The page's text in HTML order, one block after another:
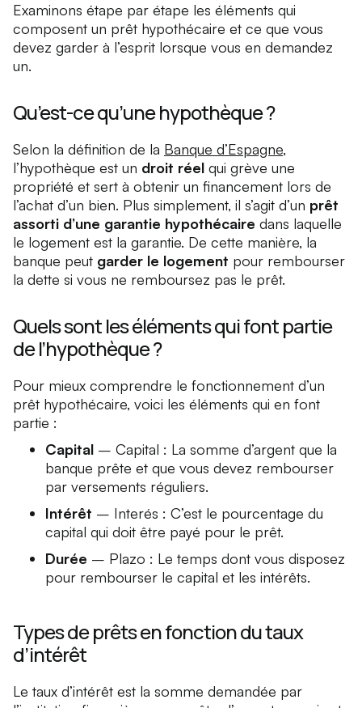
Examinons étape par étape les éléments qui
composent un prêt hypothécaire et ce que vous
devez garder à l’esprit lorsque vous en demandez
un.
Qu’est-ce qu’une hypothèque ?
Selon la définition de la Banque d’Espagne,
l’hypothèque est un droit réel qui grève une
propriété et sert à obtenir un financement lors de
l’achat d’un bien. Plus simplement, il s’agit d’un prêt
assorti d’une garantie hypothécaire dans laquelle
le logement est la garantie. De cette manière, la
banque peut garder le logement pour rembourser
la dette si vous ne remboursez pas le prêt.
Quels sont les éléments qui font partie
de l’hypothèque ?
Pour mieux comprendre le fonctionnement d’un
prêt hypothécaire, voici les éléments qui en font
partie :
Capital – Capital : La somme d’argent que la
banque prête et que vous devez rembourser
par versements réguliers.
Intérêt – Interés : C’est le pourcentage du
capital qui doit être payé pour le prêt.
Durée – Plazo : Le temps dont vous disposez
pour rembourser le capital et les intérêts.
Types de prêts en fonction du taux
d’intérêt
Le taux d’intérêt est la somme demandée par